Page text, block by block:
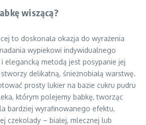
wiszącą?
to doskonała okazja do wyrażenia
wypiekowi indywidualnego
elegancką metodą jest posypanie jej
delikatną, śnieżnobiałą warstwę.
prosty lukier na bazie cukru pudru
którym polejemy babkę, tworząc
bardziej wyrafinowanego efektu,
czekolady – białej, mlecznej lub